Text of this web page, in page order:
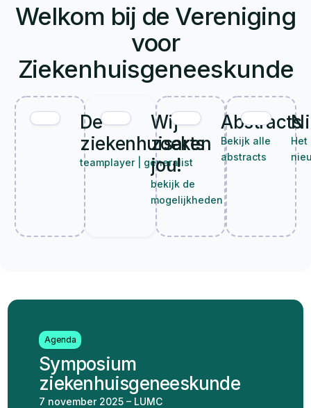
Welkom bij de Vereniging
voor
Ziekenhuisgeneeskunde
De
ziekenhuisarts
teamplayer | generalist
Wij
zoeken
jou!
bekijk de
mogelijkheden
Abstracts
Bekijk alle
abstracts
Het
Agenda
Symposium
ziekenhuisgeneeskunde
7 november 2025 – LUMC